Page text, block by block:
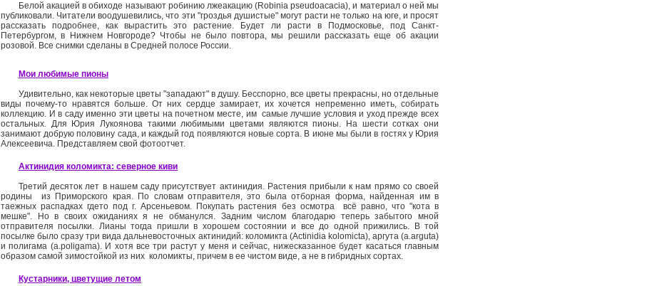
Белой акацией в обиходе называют робинию лжеакацию (Robinia pseudoacacia), и материал о ней мы
публиковали. Читатели воодушевились, что эти "гроздья душистые" могут расти не только на юге, и просят
рассказать подробнее, как вырастить это растение. Будет ли расти в Подмосковье, под Санкт­-
Петербургом, в Нижнем Новгороде? Чтобы не было повтора, мы решили рассказать еще об акации
розовой. Все снимки сделаны в Средней полосе России.
Мои любимые пионы
Удивительно, как некоторые цветы "западают" в душу. Бесспорно, все цветы прекрасны, но отдельные
виды почему­-то нравятся больше. От них сердце замирает, их хочется непременно иметь, собирать
коллекцию. И в саду именно эти цветы на почетном месте, им ­ самые лучшие условия и уход прежде всех
остальных. Для Юрия Лукоянова такими любимыми цветами являются пионы. На шести сотках они
занимают добрую половину сада, и каждый год появляются новые сорта. В июне мы были в гостях у Юрия
Алексеевича. Представляем свой фотоотчет.
Актинидия коломикта: северное киви
Третий десяток лет в нашем саду присутствует актинидия. Растения прибыли к нам прямо со своей
родины ­ из Приморского края. По словам отправителя, это была отборная форма, найденная им в
таежных распадках где­то под г. Арсеньевом. Покупать растения без осмотра ­ всё равно, что "кота в
мешке". Но в своих ожиданиях я не обманулся. Задним числом благодарю теперь забытого мной
отправителя посылки. Лианы тогда пришли в хорошем состоянии и все до одной прижились. В той
посылке было сразу три вида дальневосточных актинидий: коломикта (Actinidia kolomicta), аргута (a.arguta)
и полигама (a.poligama). И хотя все три растут у меня и сейчас, нижесказанное будет касаться главным
образом самой зимостойкой из них ­ коломикты, причем в ее чистом виде, а не в гибридных сортах.
Кустарники, цветущие летом